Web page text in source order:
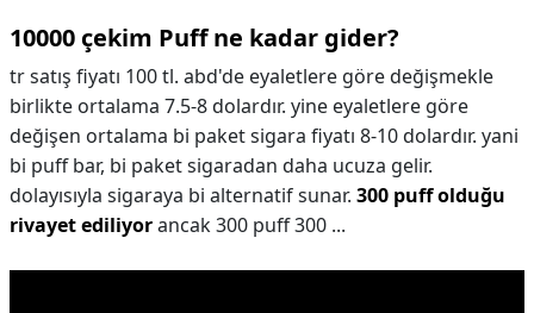
10000 çekim Puff ne kadar gider?
tr satış fiyatı 100 tl. abd'de eyaletlere göre değişmekle
birlikte ortalama 7.5-8 dolardır. yine eyaletlere göre
değişen ortalama bi paket sigara fiyatı 8-10 dolardır. yani
bi puff bar, bi paket sigaradan daha ucuza gelir.
dolayısıyla sigaraya bi alternatif sunar. 300 puff olduğu
rivayet ediliyorancak 300 puff 300 ...